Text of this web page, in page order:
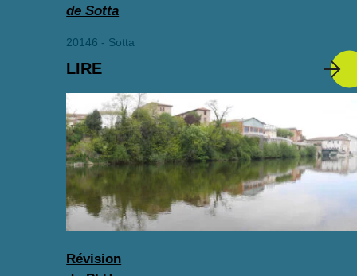
de Sotta
20146 - Sotta
LIRE
Révision